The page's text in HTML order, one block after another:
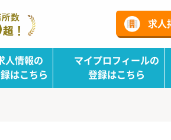
求人
人情報の
はこちら
マイプロフィールの
登録はこちら